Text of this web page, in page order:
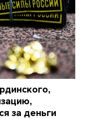
за деньги